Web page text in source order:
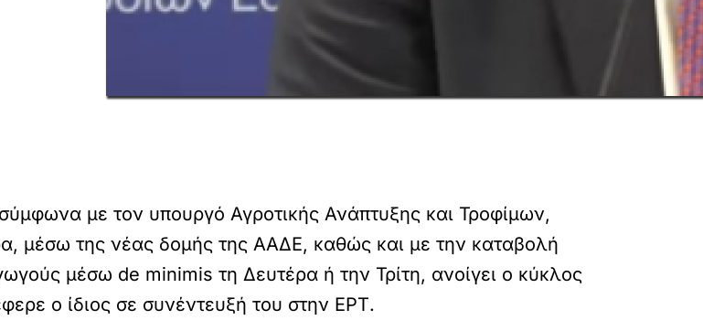
με τον υπουργό Αγροτικής Ανάπτυξης και Τροφίμων,
μέσω της νέας δομής της ΑΑΔΕ, καθώς και με την καταβολή
μέσω de minimis τη Δευτέρα ή την Τρίτη, ανοίγει ο κύκλος
ο ίδιος σε συνέντευξή του στην ΕΡΤ.